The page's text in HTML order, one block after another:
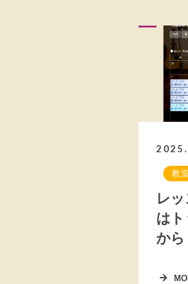
教
レ
は
から